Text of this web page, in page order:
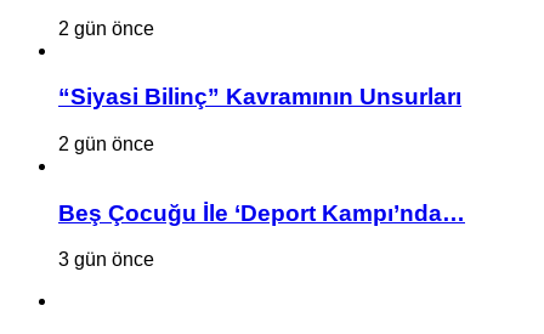
2 gün önce
“Siyasi Bilinç” Kavramının Unsurları
2 gün önce
Beş Çocuğu İle ‘Deport Kampı’nda…
3 gün önce